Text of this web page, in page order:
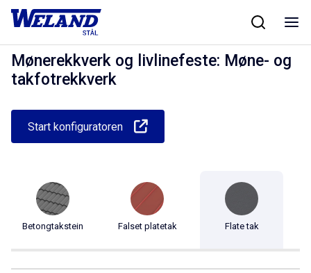
Skip
Hjem/Produkter/Taksikkerhet /Møne- og
takfotrekkverk
Mønerekkverk og livlinefeste: Møne- og
takfotrekkverk
Start konfiguratoren
Betongtakstein Falset platetak Flate tak